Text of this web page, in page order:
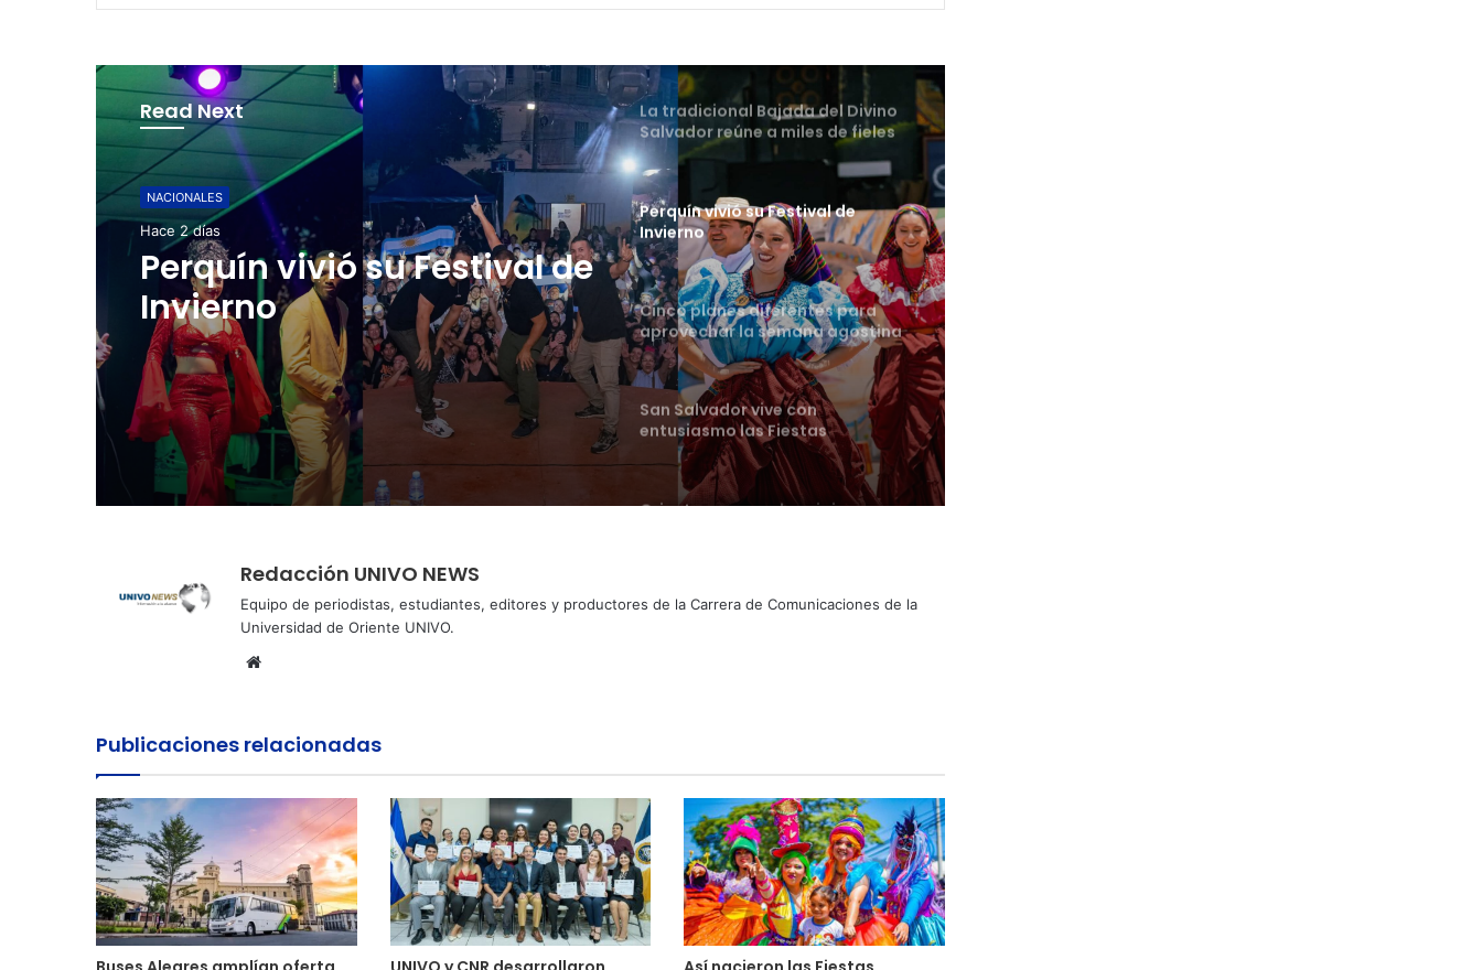
Read Next
NACIONALES
Hace 2 días
Perquín vivió su Festival de
Invierno
NACIONALES
Hace 3 días
Cinco planes diferentes
para aprovechar la
semana agostina
La tradicional Bajada del Divino
Perquín vivió su Festival de
Invierno
Cinco planes diferentes para
aprovechar la semana agostina
San Salvador vive con
entusiasmo las Fiestas
Agostinas
Oriente espera a los viajeros
estas vacaciones agostinas
Suben los precios de los
Peregrinación Camino de San
prácticas en su Laboratorio de
Licenciatura en Turismo de la
UNIVO forma profesionales con
una preparación práctica e
integral
La universidad que forma a los
profesionales del futuro
Redacción UNIVO NEWS
Equipo de periodistas, estudiantes, editores y productores de la Carrera de Comunicaciones de la
Universidad de Oriente UNIVO.
Sitio
Publicaciones relacionadas